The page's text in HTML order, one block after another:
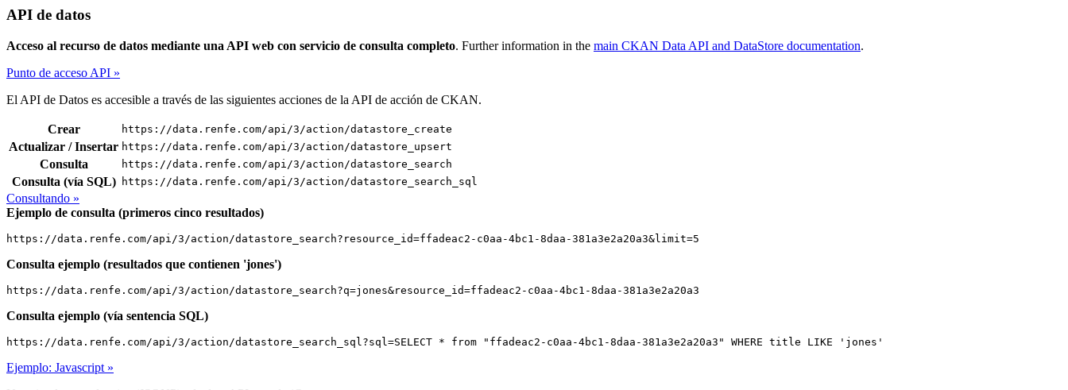
API de datos
Acceso al recurso de datos mediante una API web con servicio de consulta completo. Further information in the main CKAN Data API and DataStore documentation.
Punto de acceso API »
El API de Datos es accesible a través de las siguientes acciones de la API de acción de CKAN.
Crear https://data.renfe.com/api/3/action/datastore_create
Actualizar / Insertar https://data.renfe.com/api/3/action/datastore_upsert
Consulta https://data.renfe.com/api/3/action/datastore_search
Consulta (vía SQL) https://data.renfe.com/api/3/action/datastore_search_sql
Consultando »
Ejemplo de consulta (primeros cinco resultados)
https://data.renfe.com/api/3/action/datastore_search?resource_id=ffadeac2-c0aa-4bc1-8daa-381a3e2a20a3&limit=5
Consulta ejemplo (resultados que contienen 'jones')
https://data.renfe.com/api/3/action/datastore_search?q=jones&resource_id=ffadeac2-c0aa-4bc1-8daa-381a3e2a20a3
Consulta ejemplo (vía sentencia SQL)
https://data.renfe.com/api/3/action/datastore_search_sql?sql=SELECT * from "ffadeac2-c0aa-4bc1-8daa-381a3e2a20a3" WHERE title LIKE 'jones'
Ejemplo: Javascript »